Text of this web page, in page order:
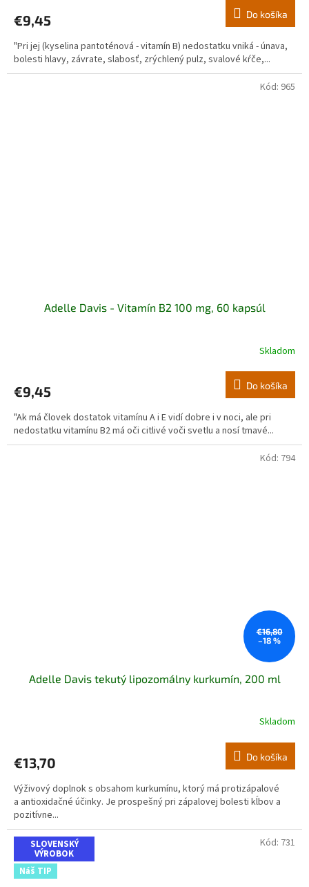
€9,45 Do košíka
"Pri jej (kyselina pantoténová - vitamín B) nedostatku vniká - únava,
bolesti hlavy, závrate, slabosť, zrýchlený pulz, svalové kŕče,...
Adelle Davis - Vitamín B2 100 mg, 60 kapsúl
Skladom
€9,45 Do košíka
"Ak má človek dostatok vitamínu A i E vidí dobre i v noci, ale pri
nedostatku vitamínu B2 má oči citlivé voči svetlu a nosí tmavé...
Kód: 965
€16,80
–18 %
Adelle Davis tekutý lipozomálny kurkumín, 200 ml
Skladom
€13,70 Do košíka
Výživový doplnok s obsahom kurkumínu, ktorý má protizápalové
a antioxidačné účinky. Je prospešný pri zápalovej bolesti kĺbov a
pozitívne...
Kód: 794
SLOVENSKÝ
VÝROBOK
Náš TIP
Kód: 731